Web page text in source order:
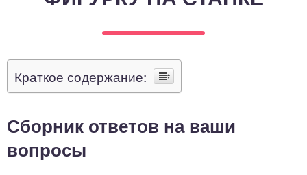
Краткое содержание:
Сборник ответов на ваши
вопросы